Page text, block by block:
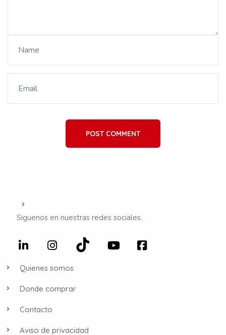
POST COMMENT
Siguenos en nuestras redes sociales.
Quienes somos
Donde comprar
Contacto
Aviso de privacidad